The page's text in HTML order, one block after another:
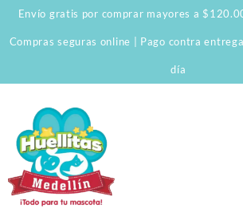
Skip
content
Envío gratis por comprar mayores a
Compras seguras online | Pago contra
día